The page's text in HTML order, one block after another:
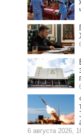
6 августа 2026,